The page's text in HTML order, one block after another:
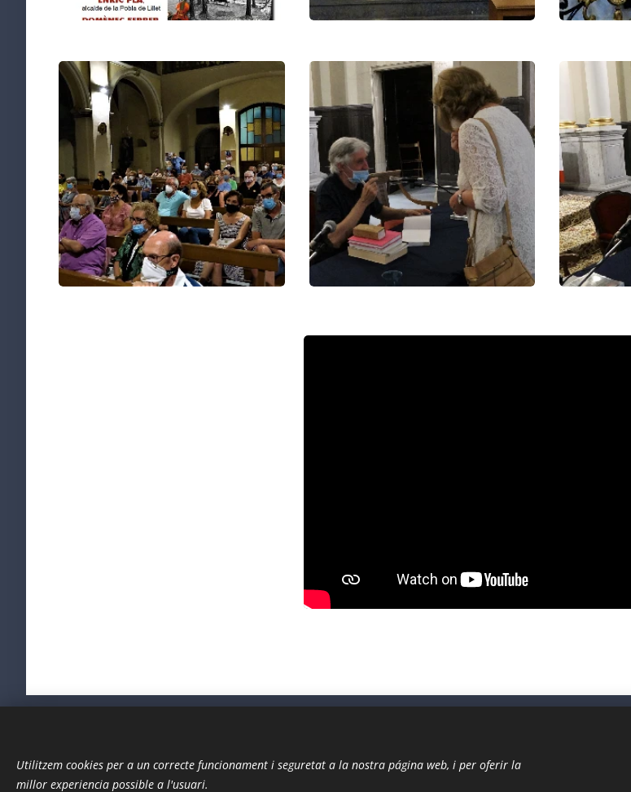
www.celillet.cat
Utilitzem cookies per a un correcte funcionament i seguretat a la nostra página web, i per oferir la
millor experiencia possible a l'usuari.